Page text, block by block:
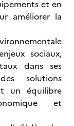
et en
améliorer la
sociaux,
dans ses
solutions
un équilibre
et